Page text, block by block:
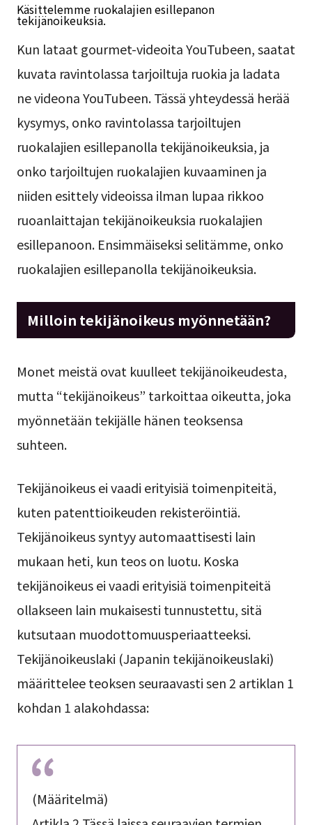
Käsittelemme ruokalajien esillepanon
tekijänoikeuksia.
Kun lataat gourmet-videoita YouTubeen, saatat
kuvata ravintolassa tarjoiltuja ruokia ja ladata
ne videona YouTubeen. Tässä yhteydessä herää
kysymys, onko ravintolassa tarjoiltujen
ruokalajien esillepanolla tekijänoikeuksia, ja
onko tarjoiltujen ruokalajien kuvaaminen ja
niiden esittely videoissa ilman lupaa rikkoo
ruoanlaittajan tekijänoikeuksia ruokalajien
esillepanoon. Ensimmäiseksi selitämme, onko
ruokalajien esillepanolla tekijänoikeuksia.
Milloin tekijänoikeus myönnetään?
Monet meistä ovat kuulleet tekijänoikeudesta,
mutta “tekijänoikeus” tarkoittaa oikeutta, joka
myönnetään tekijälle hänen teoksensa
suhteen.
Tekijänoikeus ei vaadi erityisiä toimenpiteitä,
kuten patenttioikeuden rekisteröintiä.
Tekijänoikeus syntyy automaattisesti lain
mukaan heti, kun teos on luotu. Koska
tekijänoikeus ei vaadi erityisiä toimenpiteitä
ollakseen lain mukaisesti tunnustettu, sitä
kutsutaan muodottomuusperiaatteeksi.
Tekijänoikeuslaki (Japanin tekijänoikeuslaki)
määrittelee teoksen seuraavasti sen 2 artiklan 1
kohdan 1 alakohdassa:
(Määritelmä)